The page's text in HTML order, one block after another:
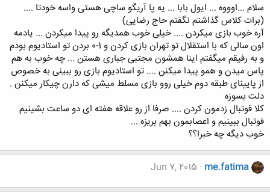
سلام ...اوووه ... ایول بابا ... یه پا آریگو ساچی هستی واسه خودتا ....
(برات کلاس گذاشتم نگفتم حاج رضایی)
آره خوب بازی میکردن .... خیلی خوب همدیگه رو پیدا میکردن ... یادمه
اون سالی که با استقلال تو تهران بازی کردن و 1-0 بردن تو استادیوم بودم
و به رفیقم میگفتم اینا همشون مجتبی جباری هستن ... چه خوب به هم
پاس میدن و همو پیدا میکنن .... تو استادیوم بازی رو ببینی به خصوص
از پایینای طبقه دوم خیلی روو بازی مسلط میشی که دارن چیکار میکنن .
دلت بسوزه
کلا فوتبال زدمون کردن .... صرفا از رو علاقه هفته ای دو ساعت بشینیم
فوتبال ببینیم و اعصابمون بهم بریزه ...
خوب دیگه چه خبرا؟؟
me.fatima
Jun 7, 2015